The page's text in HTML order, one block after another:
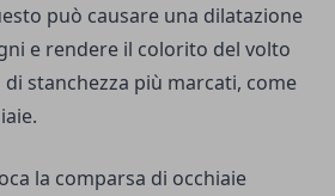
può causare una dilatazione
e rendere il colorito del volto
stanchezza più marcati, come
la comparsa di occhiaie